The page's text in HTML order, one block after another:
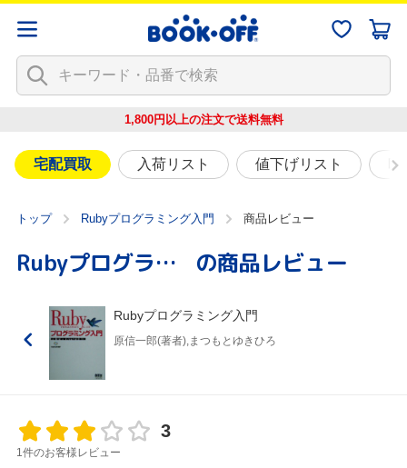
1,800円以上の注文で送料無料
宅配買取 入荷リスト 値下げリスト
トップ Rubyプログラミング入門 商品レビュー
Rubyプログラミング入門 の商品レビュー
Rubyプログラミング入門
原信一郎(著者),まつもとゆきひろ
3
1件のお客様レビュー